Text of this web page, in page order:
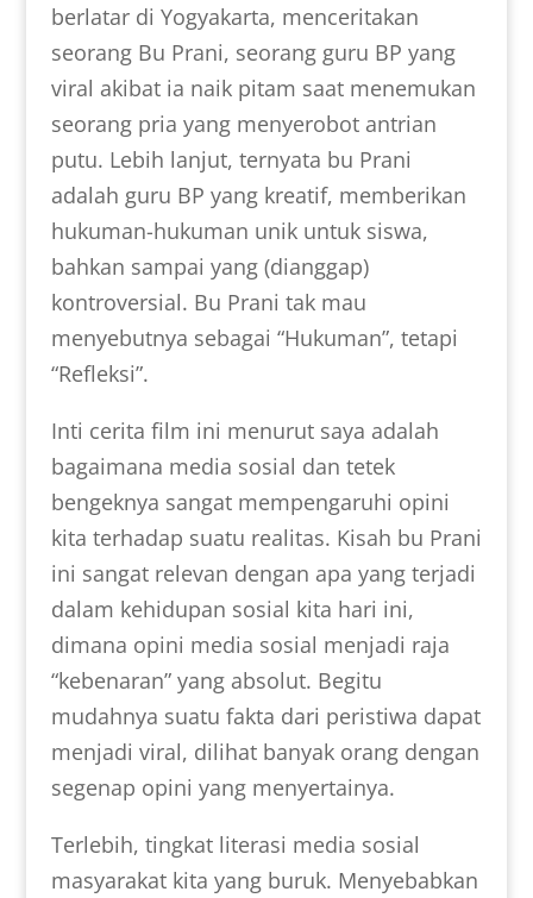
berlatar di Yogyakarta, menceritakan
seorang Bu Prani, seorang guru BP yang
viral akibat ia naik pitam saat menemukan
seorang pria yang menyerobot antrian
putu. Lebih lanjut, ternyata bu Prani
adalah guru BP yang kreatif, memberikan
hukuman-hukuman unik untuk siswa,
bahkan sampai yang (dianggap)
kontroversial. Bu Prani tak mau
menyebutnya sebagai “Hukuman”, tetapi
“Refleksi”.
Inti cerita film ini menurut saya adalah
bagaimana media sosial dan tetek
bengeknya sangat mempengaruhi opini
kita terhadap suatu realitas. Kisah bu Prani
ini sangat relevan dengan apa yang terjadi
dalam kehidupan sosial kita hari ini,
dimana opini media sosial menjadi raja
“kebenaran” yang absolut. Begitu
mudahnya suatu fakta dari peristiwa dapat
menjadi viral, dilihat banyak orang dengan
segenap opini yang menyertainya.
Terlebih, tingkat literasi media sosial
masyarakat kita yang buruk. Menyebabkan